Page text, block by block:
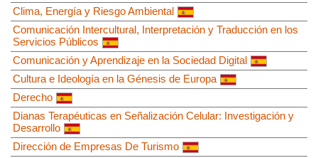
Clima, Energía y Riesgo Ambiental
Comunicación Intercultural, Interpretación y Traducción en los
Servicios Públicos
Comunicación y Aprendizaje en la Sociedad Digital
Cultura e Ideología en la Génesis de Europa
Derecho
Dianas Terapéuticas en Señalización Celular: Investigación y
Desarrollo
Dirección de Empresas De Turismo